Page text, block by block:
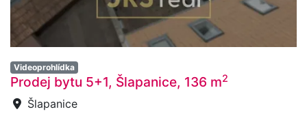
Videoprohlídka
Prodej bytu 5+1, Šlapanice, 136 m2
Šlapanice